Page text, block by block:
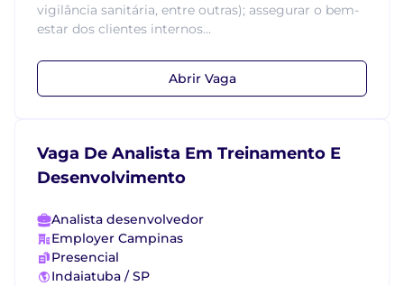
vigilância sanitária, entre outras); assegurar o bem-
estar dos clientes internos...
Abrir Vaga
Vaga De Analista Em Treinamento E
Desenvolvimento
Analista desenvolvedor
Employer Campinas
Presencial
Indaiatuba / SP